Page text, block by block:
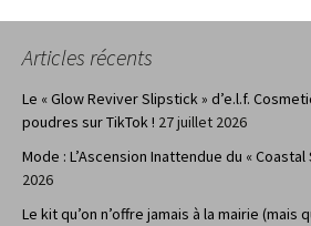
Articles récents
Le « Glow Reviver Slipstick » d’e.l.f.
poudres sur TikTok ! 27 juillet 2026
Mode : L’Ascension Inattendue du «
2026
Le kit qu’on n’offre jamais à la mairie (mais